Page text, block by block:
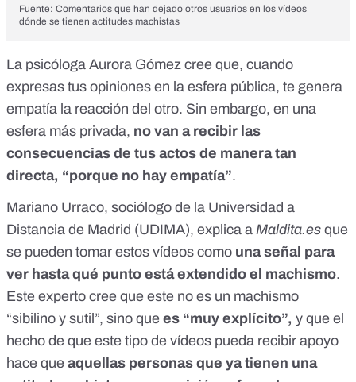
Fuente: Comentarios que han dejado otros usuarios en los vídeos
dónde se tienen actitudes machistas
La psicóloga Aurora Gómez cree que, cuando
expresas tus opiniones en la esfera pública, te genera
empatía la reacción del otro. Sin embargo, en una
esfera más privada, no van a recibir las
consecuencias de tus actos de manera tan
directa, “porque no hay empatía”.
Mariano Urraco, sociólogo de la Universidad a
Distancia de Madrid (UDIMA), explica a Maldita.es que
se pueden tomar estos vídeos como una señal para
ver hasta qué punto está extendido el machismo.
Este experto cree que este no es un machismo
“sibilino y sutil”, sino que es “muy explícito”, y que el
hecho de que este tipo de vídeos pueda recibir apoyo
hace que aquellas personas que ya tienen una